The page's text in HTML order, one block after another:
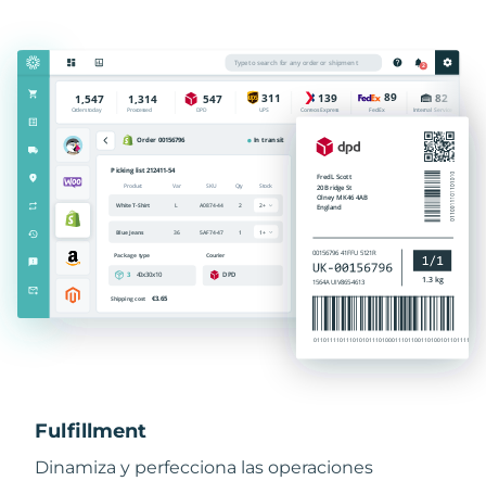
Fulfillment
Dinamiza y perfecciona las operaciones